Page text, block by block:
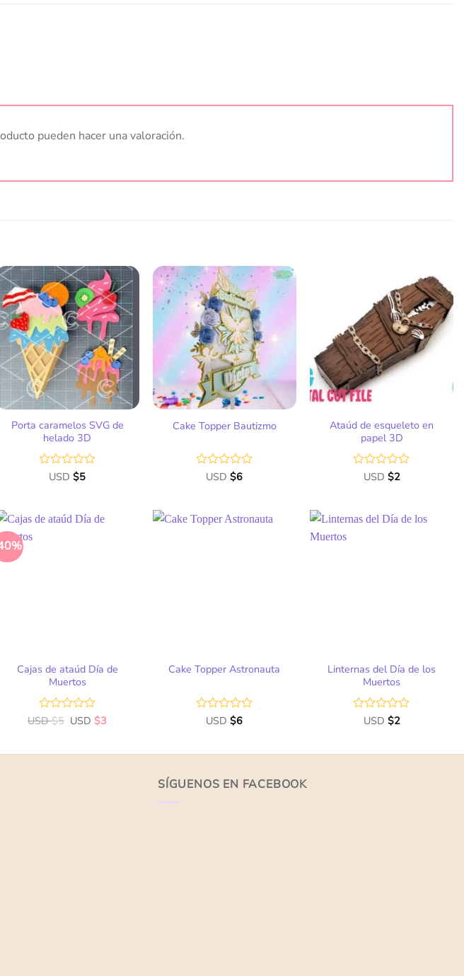
pueden hacer una valoración.
Añadir
a la
lista
de
deseos
Porta caramelos SVG de
helado 3D
Valorado
5
USD$5
de
deseos
Cake Topper Bautizmo
Valorado
5
USD$6
Añadir
a la
lista
de
deseos
Ataúd de esqueleto en
papel 3D
Valorado
5
USD $2
Cajas de ataúd Día de
Muertos
Valorado
de
USD$5 USD$3
Cake Topper Astronauta
Valorado
de
USD$6
Linternas del Día de los
Muertos
Valorado
de
USD $2
SÍGUENOS EN FACEBOOK